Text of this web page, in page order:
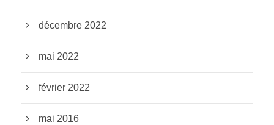
décembre 2022
mai 2022
février 2022
mai 2016